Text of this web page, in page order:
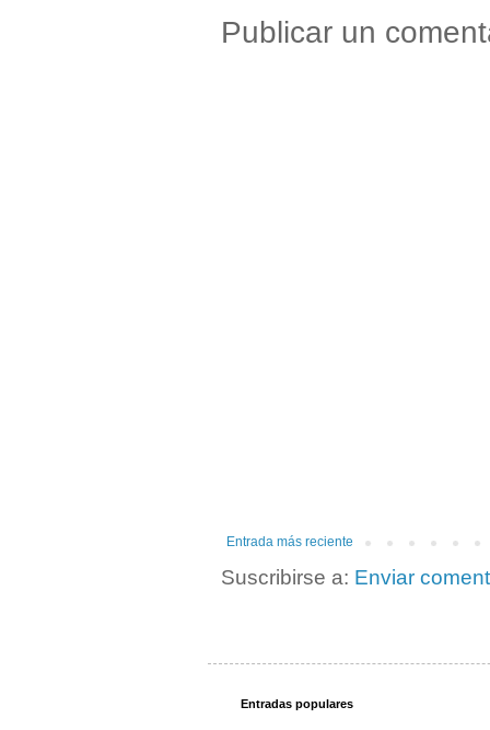
Publicar un
Entrada más reciente
Suscribirse a: Enviar
Entradas populares